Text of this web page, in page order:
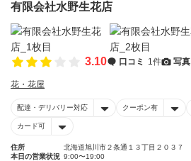
有限会社水野生花店
3.10 口コミ 1件 写真
花・花屋
配達・デリバリー対応 クーポン有
カード可
住所
北海道旭川市２条通１３丁目２０３７
本日の営業状況 9:00〜19:00